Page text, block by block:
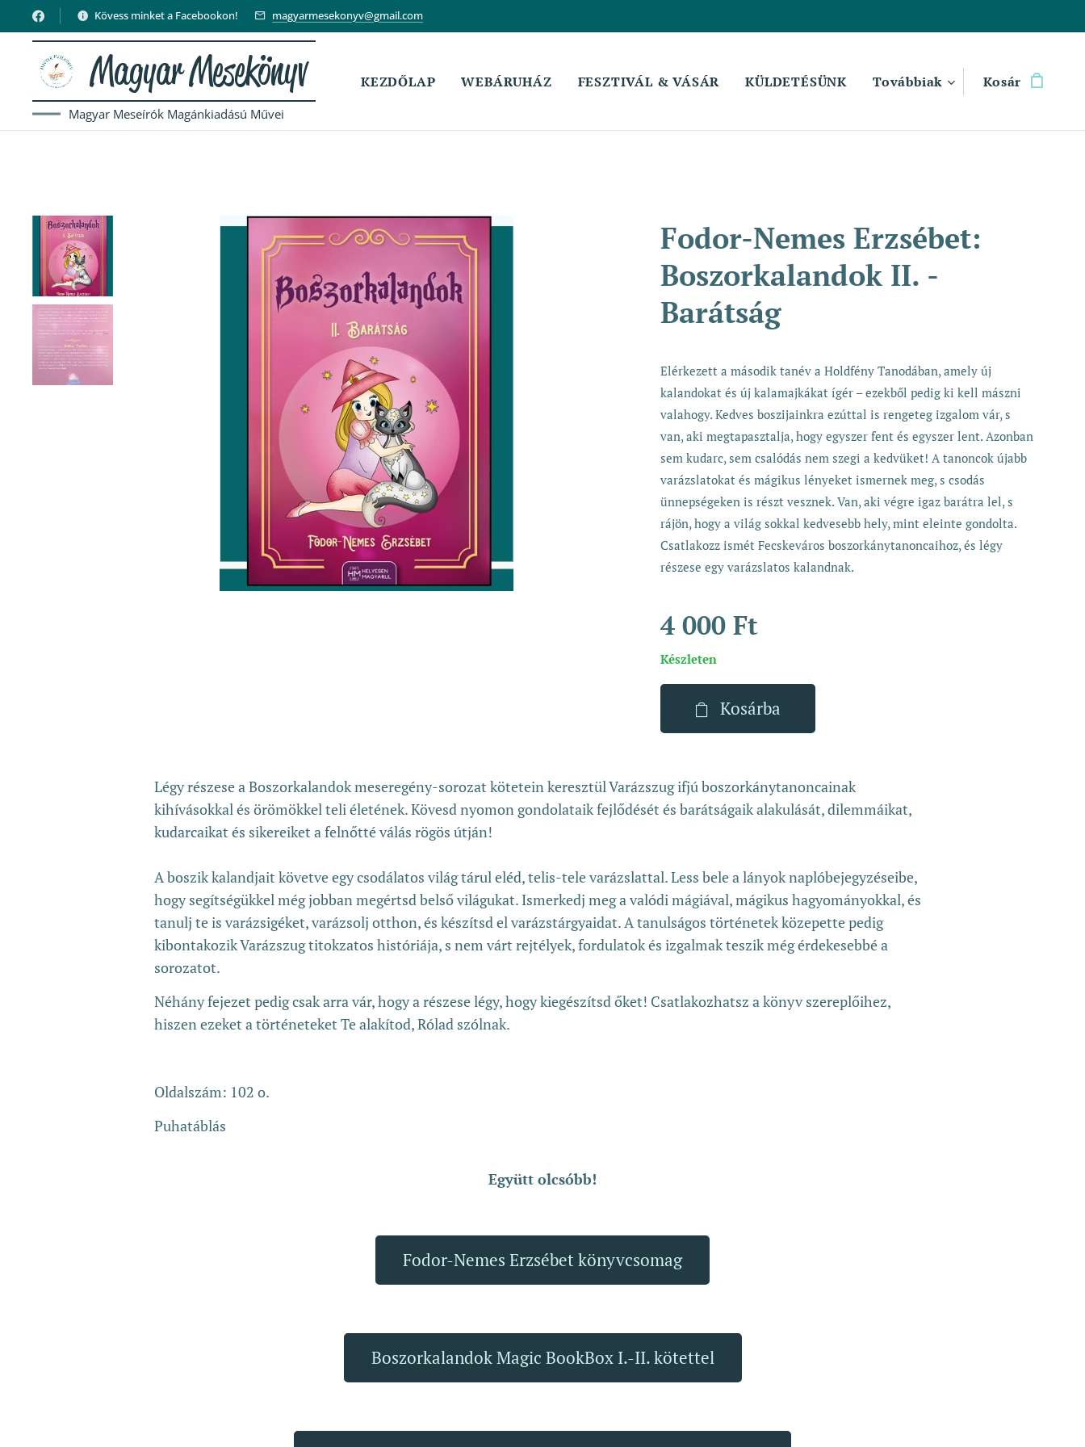
Kövess minket a Facebookon! magyarmesekonyv@gmail.com
Magyar Mesekönyv
Magyar Meseírók Magánkiadású Művei
KEZDŐLAP WEBÁRUHÁZ FESZTIVÁL & VÁSÁR KÜLDETÉSÜNK Továbbiak Kosár
Fodor-Nemes Erzsébet:
Boszorkalandok II. -
Barátság
Elérkezett a második tanév a Holdfény Tanodában, amely új
kalandokat és új kalamajkákat ígér – ezekből pedig ki kell mászni
valahogy. Kedves boszijainkra ezúttal is rengeteg izgalom vár, s
van, aki megtapasztalja, hogy egyszer fent és egyszer lent. Azonban
sem kudarc, sem csalódás nem szegi a kedvüket! A tanoncok újabb
varázslatokat és mágikus lényeket ismernek meg, s csodás
ünnepségeken is részt vesznek. Van, aki végre igaz barátra lel, s
rájön, hogy a világ sokkal kedvesebb hely, mint eleinte gondolta.
Csatlakozz ismét Fecskeváros boszorkánytanoncaihoz, és légy
részese egy varázslatos kalandnak.
4 000 Ft
Készleten
Kosárba
Légy részese a Boszorkalandok meseregény-sorozat kötetein keresztül Varázszug ifjú boszorkánytanoncainak
kihívásokkal és örömökkel teli életének. Kövesd nyomon gondolataik fejlődését és barátságaik alakulását, dilemmáikat,
kudarcaikat és sikereiket a felnőtté válás rögös útján!
A boszik kalandjait követve egy csodálatos világ tárul eléd, telis-tele varázslattal. Less bele a lányok naplóbejegyzéseibe,
hogy segítségükkel még jobban megértsd belső világukat. Ismerkedj meg a valódi mágiával, mágikus hagyományokkal, és
tanulj te is varázsigéket, varázsolj otthon, és készítsd el varázstárgyaidat. A tanulságos történetek közepette pedig
kibontakozik Varázszug titokzatos históriája, s nem várt rejtélyek, fordulatok és izgalmak teszik még érdekesebbé a
sorozatot.
Néhány fejezet pedig csak arra vár, hogy a részese légy, hogy kiegészítsd őket! Csatlakozhatsz a könyv szereplőihez,
hiszen ezeket a történeteket Te alakítod, Rólad szólnak.
Oldalszám: 102 o.
Puhatáblás
Együtt olcsóbb!
Fodor-Nemes Erzsébet könyvcsomag
Boszorkalandok Magic BookBox I.-II. kötettel